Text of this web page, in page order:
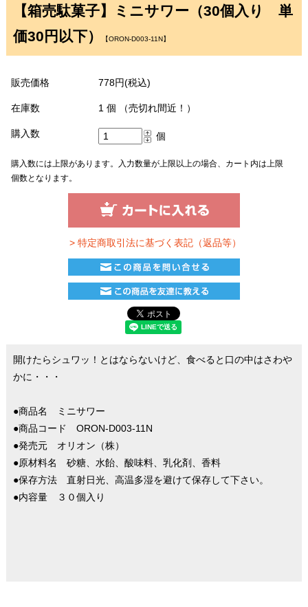
【箱売駄菓子】ミニサワー（30個入り 単
価30円以下）
【ORON-D003-11N】
販売価格 778円(税込)
在庫数 1 個 （売切れ間近！）
購入数 個
購入数には上限があります。入力数量が上限以上の場合、カート内は上限
個数となります。
> 特定商取引法に基づく表記（返品等）
開けたらシュワッ！とはならないけど、食べると口の中はさわや
かに・・・
●商品名 ミニサワー
●商品コード ORON-D003-11N
●発売元 オリオン（株）
●原材料名 砂糖、水飴、酸味料、乳化剤、香料
●保存方法 直射日光、高温多湿を避けて保存して下さい。
●内容量 ３０個入り